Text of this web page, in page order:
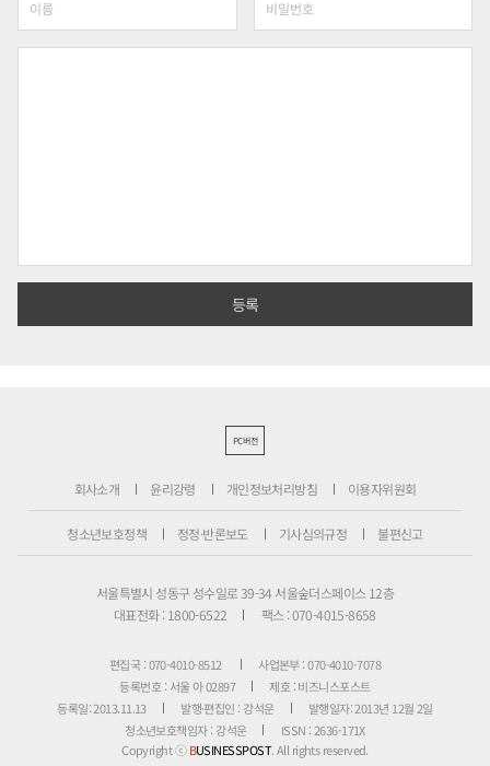
PC버전
회사소개 윤리강령 개인정보처리방침 이용자위원회
청소년보호정책 정정·반론보도 기사심의규정 불편신고
서울특별시 성동구 성수일로 39-34 서울숲더스페이스 12층
대표전화 : 1800-6522
팩스 : 070-4015-8658
편집국 : 070-4010-8512
사업본부 : 070-4010-7078
등록번호 : 서울 아 02897
제호 : 비즈니스포스트
등록일: 2013.11.13
발행·편집인 : 강석운
발행일자: 2013년 12월 2일
청소년보호책임자 : 강석운
ISSN : 2636-171X
Copyright ⓒBUSINESSPOST. All rights reserved.